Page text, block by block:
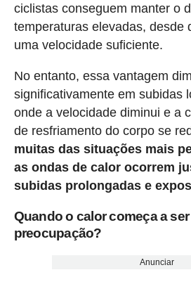
ciclistas conseguem manter o
temperaturas elevadas, desde
uma velocidade suficiente.
No entanto, essa vantagem
significativamente em subidas
onde a velocidade diminui e a
de resfriamento do corpo se
muitas das situações mais
as ondas de calor ocorrem
subidas prolongadas e
Quando o calor começa a
preocupação?
Anunciar